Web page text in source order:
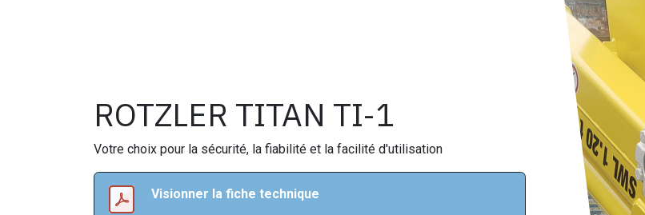
ROTZLER TITAN TI-1
Votre choix pour la sécurité, la fiabilité et la facilité d'utilisation
Visionner la fiche technique